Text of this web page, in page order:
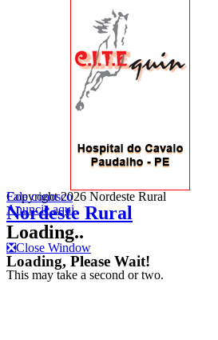
Fale conosco
Anuncie aqui
Copyright 2026 Nordeste Rural
Nordeste Rural
Loading..
❎Close Window
Loading, Please Wait!
This may take a second or two.